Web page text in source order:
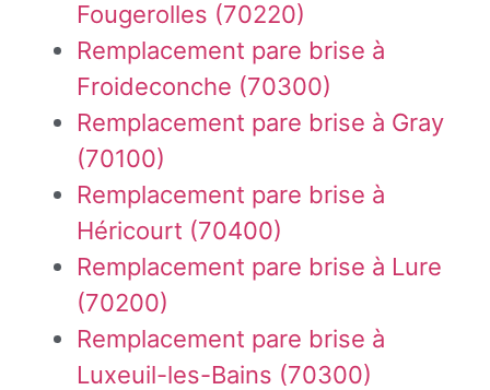
Fougerolles (70220)
Remplacement pare brise à
Froideconche (70300)
Remplacement pare brise à Gray
(70100)
Remplacement pare brise à
Héricourt (70400)
Remplacement pare brise à Lure
(70200)
Remplacement pare brise à
Luxeuil-les-Bains (70300)